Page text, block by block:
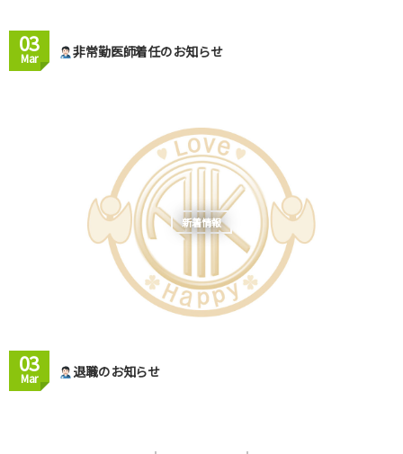
03
Mar 非常勤医師着任のお知らせ
新着情報
03
Mar 退職のお知らせ